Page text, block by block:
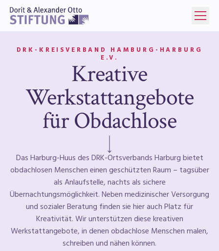
DRK-KREISVERBAND HAMBURG-HARBURG
E.V.
Kreative
Werkstattangebote
für Obdachlose
Weiter scrollen
Das Harburg-Huus des DRK-Ortsverbands Harburg bietet
obdachlosen Menschen einen geschützten Raum – tagsüber
als Anlaufstelle, nachts als sichere
Übernachtungsmöglichkeit. Neben medizinischer Versorgung
und sozialer Beratung finden sie hier auch Platz für
Kreativität. Wir unterstützen diese kreativen
Werkstattangebote, in denen obdachlose Menschen malen,
schreiben und nähen können.